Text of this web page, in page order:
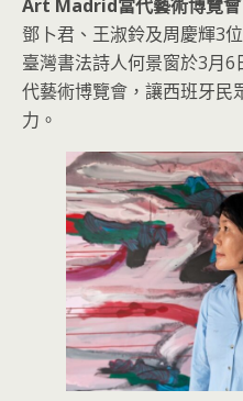
Art Madrid當代藝術博覽會
鄧卜君、王淑鈴及周慶輝3
臺灣書法詩人何景窗於3月
代藝術博覽會，讓西班牙民
力。